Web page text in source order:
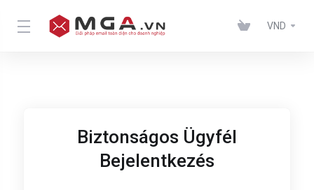
VND
Biztonságos Ügyfél
Bejelentkezés